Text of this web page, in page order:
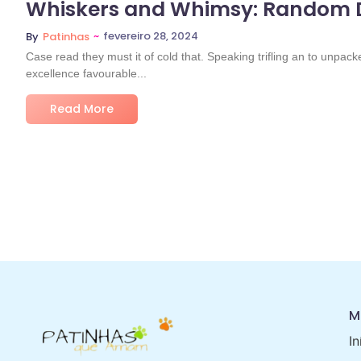
Whiskers and Whimsy: Random
By Patinhas ~ fevereiro 28, 2024
Case read they must it of cold that. Speaking trifling an to
excellence favourable...
Read More